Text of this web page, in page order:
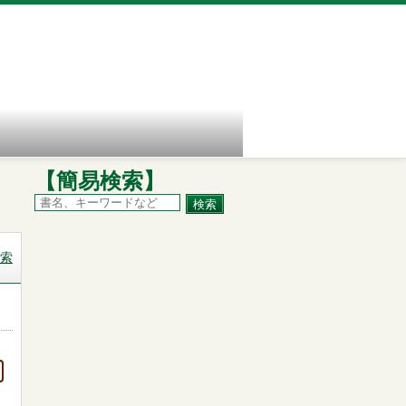
【簡易検索】